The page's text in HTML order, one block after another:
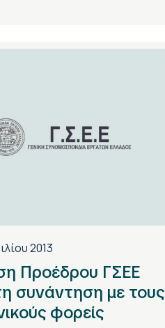
2013
Προέδρου ΓΣΕΕ
συνάντηση με τους
φορείς